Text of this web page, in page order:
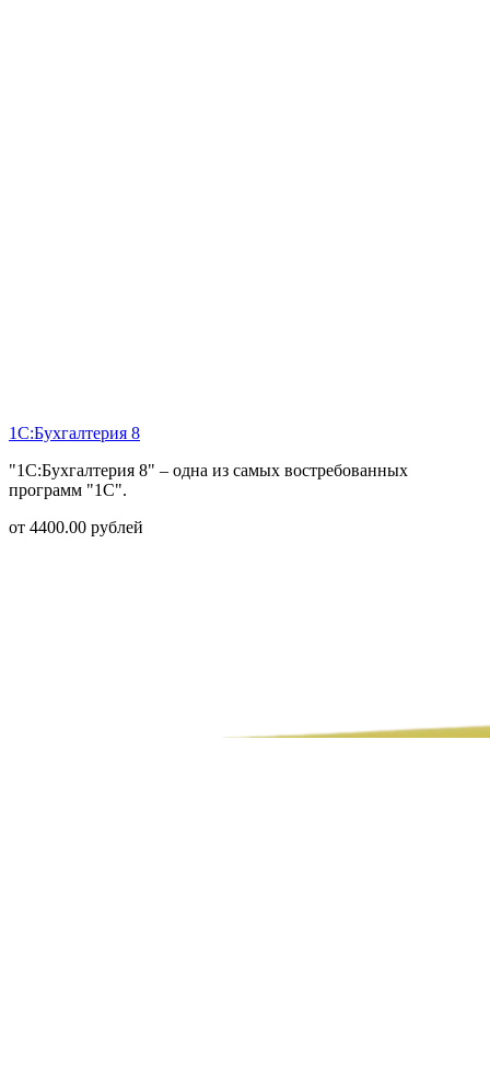
1С:Бухгалтерия 8
"1С:Бухгалтерия 8" – одна из самых востребованных
программ "1С".
от 4400.00 рублей